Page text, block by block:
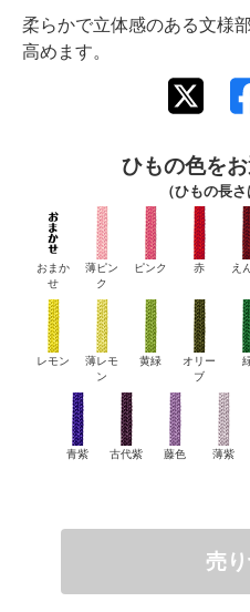
柔らかで立体感のある文様
高めます。
ひもの色を
（ひもの長
おまか
せ
薄ピン
ク
ピンク 赤 え
レモン
薄レモ
ン
黄緑
オリー
ブ
青紫 古代紫 藤色 薄紫